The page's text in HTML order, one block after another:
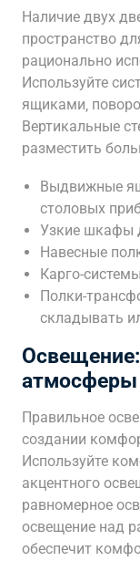
Наличие двух
пространство
рационально
Используйте
ящиками‚
Вертикальные
разместить
Выдвижные
столовых
Узкие шкафы
Навесные
Карго-
Полки-
складывать
атмосферы
Правильное
создании
Используйте
акцентного
равномерное
освещение над
обеспечит